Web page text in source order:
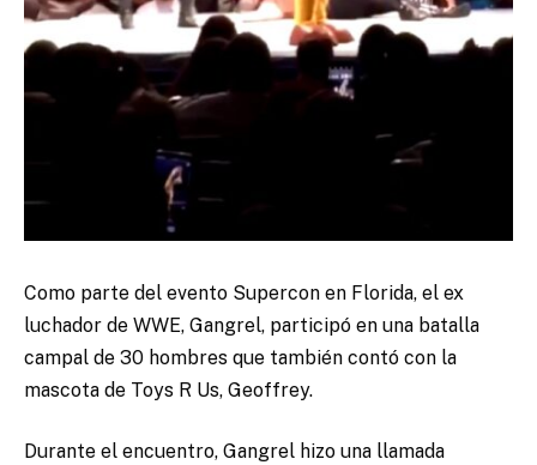
Como parte del evento Supercon en Florida, el ex
luchador de WWE, Gangrel, participó en una batalla
campal de 30 hombres que también contó con la
mascota de Toys R Us, Geoffrey.
Durante el encuentro, Gangrel hizo una llamada